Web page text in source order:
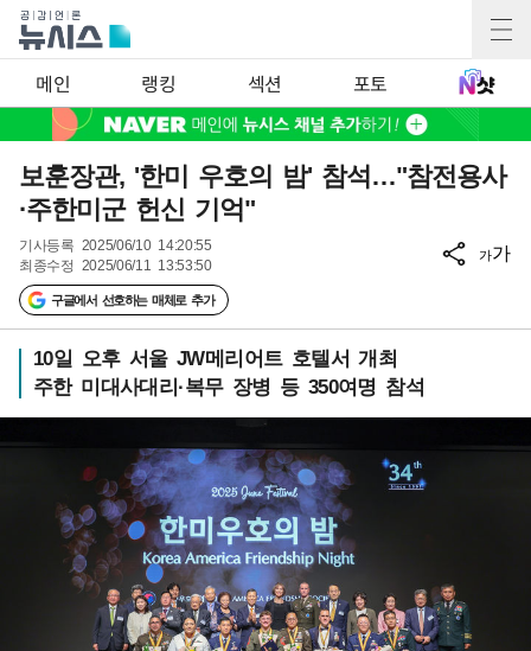
메인 랭킹 섹션 포토
보훈장관, '한미 우호의 밤' 참석…"참전용사
·주한미군 헌신 기억"
기사등록 2025/06/10 14:20:55
최종수정 2025/06/11 13:53:50
구글에서 선호하는 매체로 추가
가가
10일 오후 서울 JW메리어트 호텔서 개최
주한 미대사대리·복무 장병 등 350여명 참석